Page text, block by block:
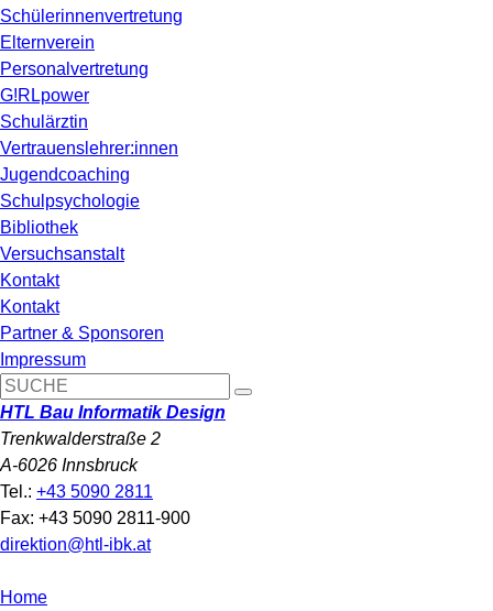
Schülerinnenvertretung
Elternverein
Personalvertretung
G!RLpower
Schulärztin
Vertrauenslehrer:innen
Jugendcoaching
Schulpsychologie
Bibliothek
Versuchsanstalt
Kontakt
Kontakt
Partner & Sponsoren
Impressum
HTL Bau Informatik Design
Trenkwalderstraße 2
A-6026 Innsbruck
Tel.: +43 5090 2811
Fax: +43 5090 2811-900
direktion@htl-ibk.at
Home